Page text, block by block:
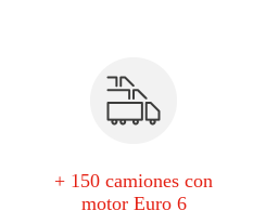
+ 150 camiones con
motor Euro 6